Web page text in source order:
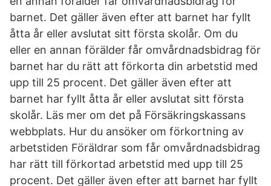
barnet. Det gäller även efter att barnet har fyllt
åtta år eller avslutat sitt första skolår. Om du
eller en annan förälder får omvårdnadsbidrag för
barnet har du rätt att förkorta din arbetstid med
upp till 25 procent. Det gäller även efter att
barnet har fyllt åtta år eller avslutat sitt första
skolår. Läs mer om det på Försäkringskassans
webbplats. Hur du ansöker om förkortning av
arbetstiden Föräldrar som får omvårdnadsbidrag
har rätt till förkortad arbetstid med upp till 25
procent. Det gäller även efter att barnet har fyllt